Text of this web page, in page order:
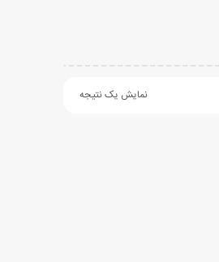
نمایش یک نتیجه